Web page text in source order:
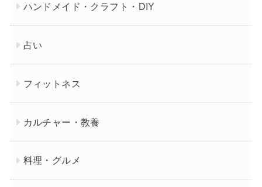
ハンドメイド・クラフト・DIY
占い
フィットネス
カルチャー・教養
料理・グルメ